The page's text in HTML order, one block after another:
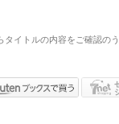
タイトルの内容をご確認の